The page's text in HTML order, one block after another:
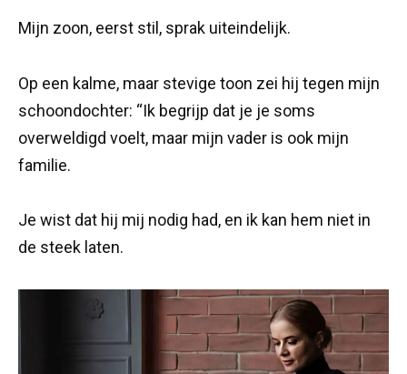
Mijn zoon, eerst stil, sprak uiteindelijk.
Op een kalme, maar stevige toon zei hij tegen mijn
schoondochter: “Ik begrijp dat je je soms
overweldigd voelt, maar mijn vader is ook mijn
familie.
Je wist dat hij mij nodig had, en ik kan hem niet in
de steek laten.